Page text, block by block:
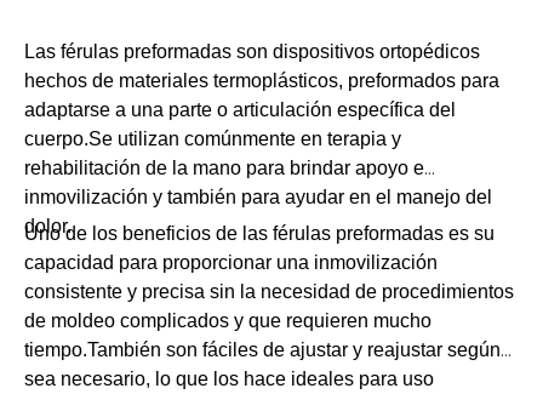
Las férulas preformadas son dispositivos ortopédicos
hechos de materiales termoplásticos, preformados para
adaptarse a una parte o articulación específica del
cuerpo.Se utilizan comúnmente en terapia y
rehabilitación de la mano para brindar apoyo e
inmovilización y también para ayudar en el manejo del
dolor.
Uno de los beneficios de las férulas preformadas es su
capacidad para proporcionar una inmovilización
consistente y precisa sin la necesidad de procedimientos
de moldeo complicados y que requieren mucho
tiempo.También son fáciles de ajustar y reajustar según
sea necesario, lo que los hace ideales para uso